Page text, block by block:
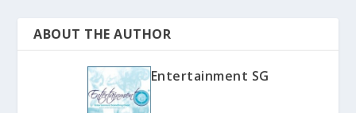
ABOUT THE AUTHOR
Entertainment SG